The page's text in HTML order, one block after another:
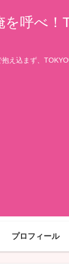
呼べ！
え込まず、
プロフィール